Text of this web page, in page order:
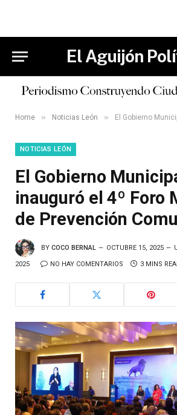
El Aguijón
Home » Noticias León » El Gobierno Municipal de León inauguró
NOTICIAS LEÓN
El Gobierno
inauguró el 4º Foro
de Prevención
BY COCO BERNAL OCTUBRE 15, 2025
2025 NO HAY COMENTARIOS 3 MINS